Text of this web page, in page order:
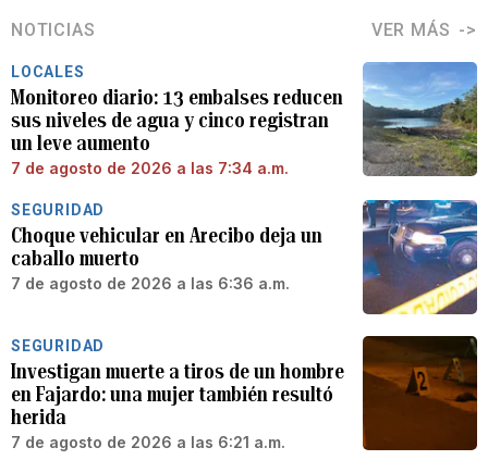
NOTICIAS VER MÁS
LOCALES
Monitoreo diario: 13 embalses reducen
sus niveles de agua y cinco registran
un leve aumento
7 de agosto de 2026 a las 7:34 a.m.
SEGURIDAD
Choque vehicular en Arecibo deja un
caballo muerto
7 de agosto de 2026 a las 6:36 a.m.
SEGURIDAD
Investigan muerte a tiros de un hombre
en Fajardo: una mujer también resultó
herida
7 de agosto de 2026 a las 6:21 a.m.